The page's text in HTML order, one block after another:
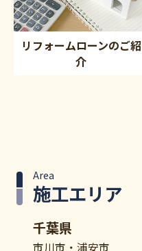
リフォームローンのご紹
介
施工エリア
Area
千葉県
市川市・浦安市